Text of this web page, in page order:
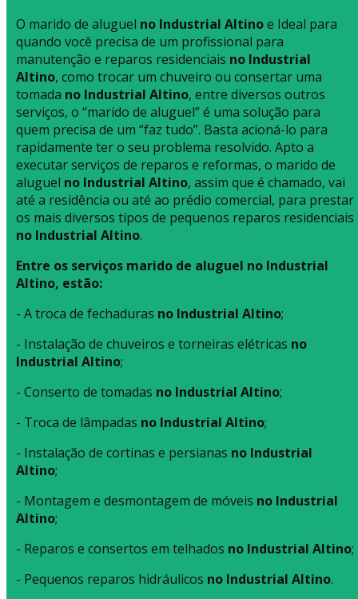
O marido de aluguel no Industrial Altinoe Ideal para
quando você precisa de um profissional para
manutenção e reparos residenciais no Industrial
Altino, como trocar um chuveiro ou consertar uma
tomada no Industrial Altino, entre diversos outros
serviços, o “marido de aluguel” é uma solução para
quem precisa de um “faz tudo”. Basta acioná-lo para
rapidamente ter o seu problema resolvido. Apto a
executar serviços de reparos e reformas, o marido de
aluguel no Industrial Altino, assim que é chamado, vai
até a residência ou até ao prédio comercial, para prestar
os mais diversos tipos de pequenos reparos residenciais
no Industrial Altino.
Entre os serviços marido de aluguel no Industrial
Altino, estão:
- A troca de fechaduras no Industrial Altino;
- Instalação de chuveiros e torneiras elétricas no
Industrial Altino;
- Conserto de tomadas no Industrial Altino;
- Troca de lâmpadas no Industrial Altino;
- Instalação de cortinas e persianas no Industrial
Altino;
- Montagem e desmontagem de móveis no Industrial
Altino;
- Reparos e consertos em telhados no Industrial Altino;
- Pequenos reparos hidráulicos no Industrial Altino.